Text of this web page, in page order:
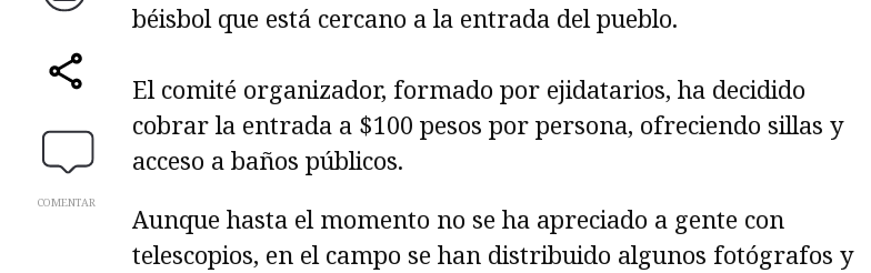
Correo
comparte
COMENTAR
béisbol que está cercano a la entrada del pueblo.
El comité organizador, formado por ejidatarios, ha decidido
cobrar la entrada a $100 pesos por persona, ofreciendo sillas y
acceso a baños públicos.
Aunque hasta el momento no se ha apreciado a gente con
telescopios, en el campo se han distribuido algunos fotógrafos y